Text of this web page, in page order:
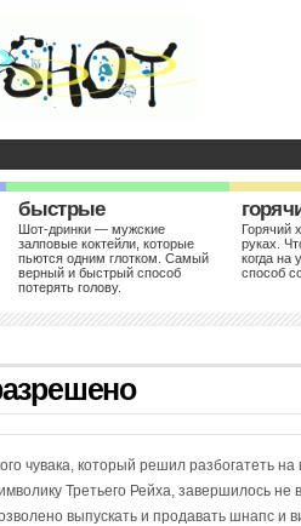
быстрые
Шот-дринки — мужские
залповые коктейли, которые
пьются одним глотком. Самый
верный и быстрый способ
потерять голову.
Горячий
руках.
когда на
способ
чувака, который решил разбогатеть
Третьего Рейха, завершилось не
выпускать и продавать шнапс и